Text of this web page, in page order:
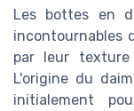
Les bottes en
incontournables
par leur
L'origine du
initialement